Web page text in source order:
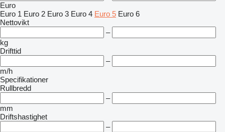
Euro
Euro 1 Euro 2 Euro 3 Euro 4 Euro 5 Euro 6
Nettovikt
–
kg
Drifttid
–
m/h
Specifikationer
Rullbredd
–
mm
Driftshastighet
–